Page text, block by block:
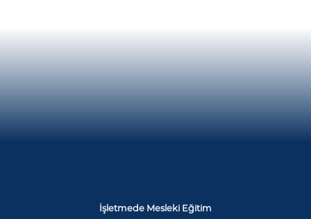
İşletmede Mesleki Eğitim